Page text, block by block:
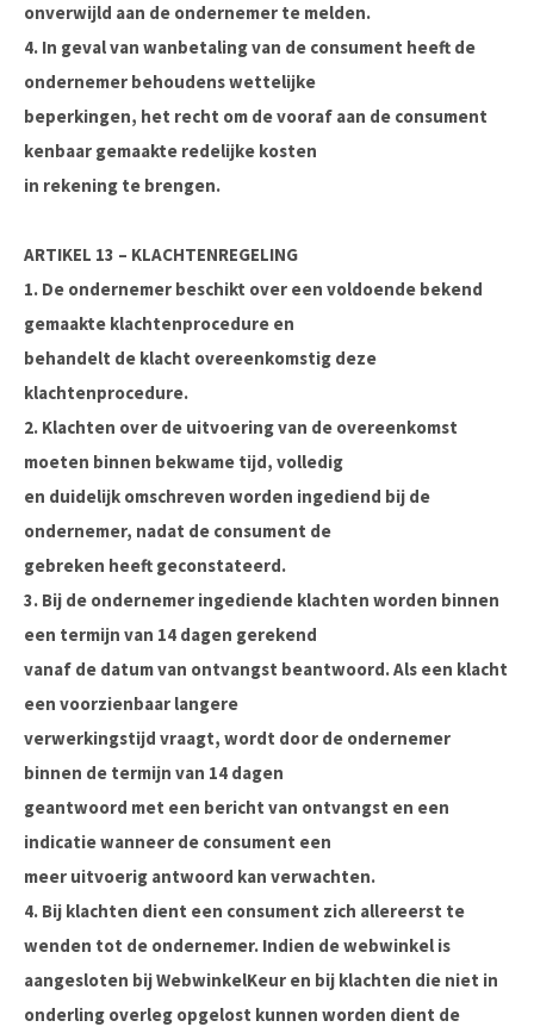
onverwijld aan de ondernemer te melden.
4. In geval van wanbetaling van de consument heeft de
ondernemer behoudens wettelijke
beperkingen, het recht om de vooraf aan de consument
kenbaar gemaakte redelijke kosten
in rekening te brengen.
ARTIKEL 13 – KLACHTENREGELING
1. De ondernemer beschikt over een voldoende bekend
gemaakte klachtenprocedure en
behandelt de klacht overeenkomstig deze
klachtenprocedure.
2. Klachten over de uitvoering van de overeenkomst
moeten binnen bekwame tijd, volledig
en duidelijk omschreven worden ingediend bij de
ondernemer, nadat de consument de
gebreken heeft geconstateerd.
3. Bij de ondernemer ingediende klachten worden binnen
een termijn van 14 dagen gerekend
vanaf de datum van ontvangst beantwoord. Als een klacht
een voorzienbaar langere
verwerkingstijd vraagt, wordt door de ondernemer
binnen de termijn van 14 dagen
geantwoord met een bericht van ontvangst en een
indicatie wanneer de consument een
meer uitvoerig antwoord kan verwachten.
4. Bij klachten dient een consument zich allereerst te
wenden tot de ondernemer. Indien de webwinkel is
aangesloten bij WebwinkelKeur en bij klachten die niet in
onderling overleg opgelost kunnen worden dient de